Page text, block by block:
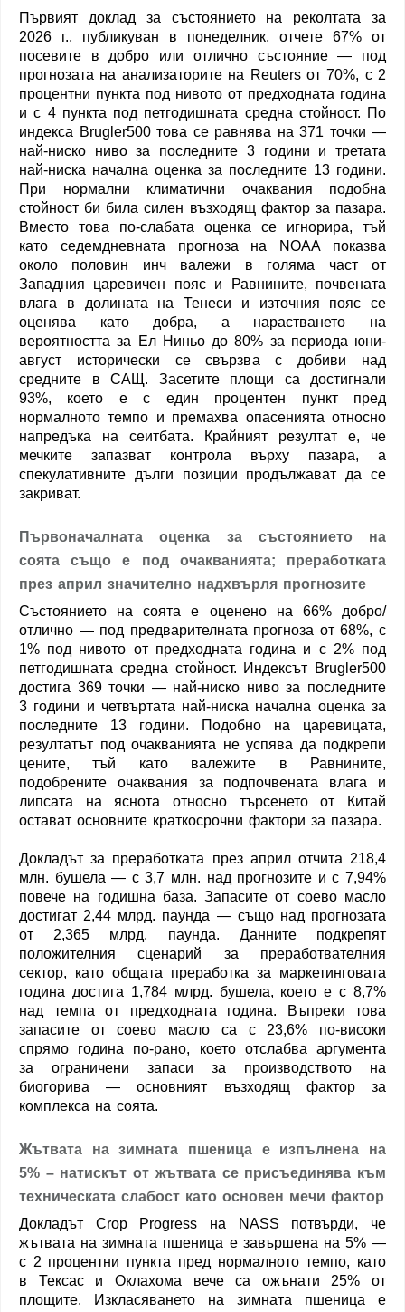
Първият доклад за състоянието на реколтата за
2026 г., публикуван в понеделник, отчете 67% от
посевите в добро или отлично състояние — под
прогнозата на анализаторите на Reuters от 70%, с 2
процентни пункта под нивото от предходната година
и с 4 пункта под петгодишната средна стойност. По
индекса Brugler500 това се равнява на 371 точки —
най-ниско ниво за последните 3 години и третата
най-ниска начална оценка за последните 13 години.
При нормални климатични очаквания подобна
стойност би била силен възходящ фактор за пазара.
Вместо това по-слабата оценка се игнорира, тъй
като седемдневната прогноза на NOAA показва
около половин инч валежи в голяма част от
Западния царевичен пояс и Равнините, почвената
влага в долината на Тенеси и източния пояс се
оценява като добра, а нарастването на
вероятността за Ел Ниньо до 80% за периода юни-
август исторически се свързва с добиви над
средните в САЩ. Засетите площи са достигнали
93%, което е с един процентен пункт пред
нормалното темпо и премахва опасенията относно
напредъка на сеитбата. Крайният резултат е, че
мечките запазват контрола върху пазара, а
спекулативните дълги позиции продължават да се
закриват.
Първоначалната оценка за състоянието на
соята също е под очакванията; преработката
през април значително надхвърля прогнозите
Състоянието на соята е оценено на 66% добро/
отлично — под предварителната прогноза от 68%, с
1% под нивото от предходната година и с 2% под
петгодишната средна стойност. Индексът Brugler500
достига 369 точки — най-ниско ниво за последните
3 години и четвъртата най-ниска начална оценка за
последните 13 години. Подобно на царевицата,
резултатът под очакванията не успява да подкрепи
цените, тъй като валежите в Равнините,
подобрените очаквания за подпочвената влага и
липсата на яснота относно търсенето от Китай
остават основните краткосрочни фактори за пазара.
Докладът за преработката през април отчита 218,4
млн. бушела — с 3,7 млн. над прогнозите и с 7,94%
повече на годишна база. Запасите от соево масло
достигат 2,44 млрд. паунда — също над прогнозата
от 2,365 млрд. паунда. Данните подкрепят
положителния сценарий за преработвателния
сектор, като общата преработка за маркетинговата
година достига 1,784 млрд. бушела, което е с 8,7%
над темпа от предходната година. Въпреки това
запасите от соево масло са с 23,6% по-високи
спрямо година по-рано, което отслабва аргумента
за ограничени запаси за производството на
биогорива — основният възходящ фактор за
комплекса на соята.
Жътвата на зимната пшеница е изпълнена на
5% – натискът от жътвата се присъединява към
техническата слабост като основен мечи фактор
Докладът Crop Progress на NASS потвърди, че
жътвата на зимната пшеница е завършена на 5% —
с 2 процентни пункта пред нормалното темпо, като
в Тексас и Оклахома вече са ожънати 25% от
площите. Изкласяването на зимната пшеница е